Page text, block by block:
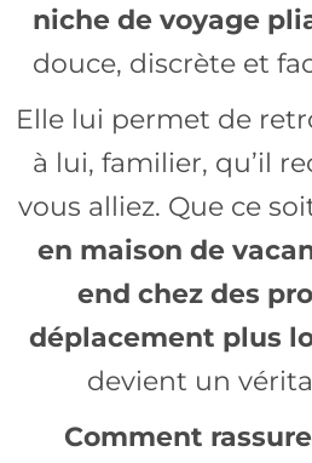
niche de voyage
douce, discrète et
Elle lui permet de
à lui, familier, qu’il
vous alliez. Que ce
en maison de
end chez des
déplacement plus
devient un
Comment